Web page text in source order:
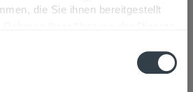
die Sie ihnen bereitgestellt